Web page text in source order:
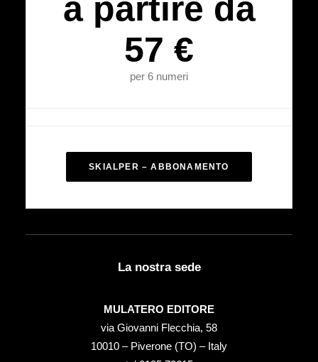
a partire da
57 €
per 6 numeri
SKIALPER – ABBONAMENTO
La nostra sede
MULATERO EDITORE
via Giovanni Flecchia, 58
10010 – Piverone (TO) – Italy